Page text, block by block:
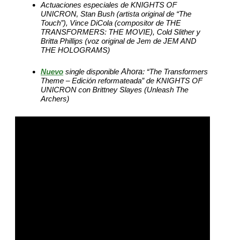
Actuaciones especiales de KNIGHTS OF
UNICRON, Stan Bush (artista original de “The
Touch”), Vince DiCola (compositor de THE
TRANSFORMERS: THE MOVIE), Cold Slither y
Britta Phillips (voz original de Jem de JEM AND
THE HOLOGRAMS)
Nuevo single disponible Ahora: “The Transformers
Theme – Edición reformateada” de KNIGHTS OF
UNICRON con Brittney Slayes (Unleash The
Archers)